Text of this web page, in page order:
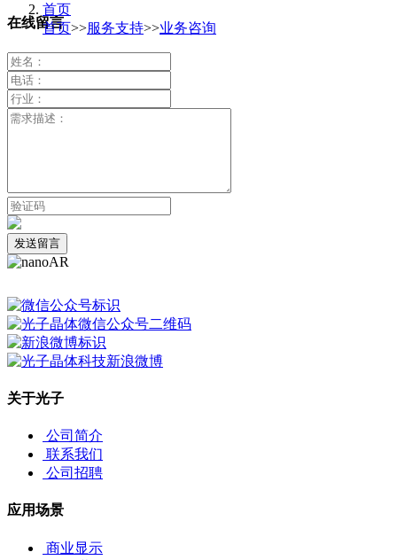
首页
首页>>服务支持>>业务咨询
在线留言
发送留言
关于光子
公司简介
联系我们
公司招聘
应用场景
商业显示